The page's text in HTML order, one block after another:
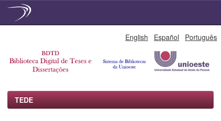
English Español Português
TEDE